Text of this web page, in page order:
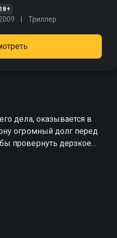
18+
Триллер
дела, оказывается в
огромный долг перед
провернуть дерзкое
парня с юга, уже
и игра, где нет
вора» — смотрите